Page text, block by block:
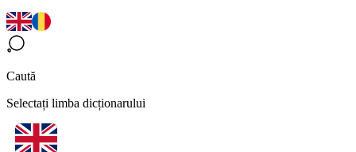
Caută
Selectați limba dicționarului